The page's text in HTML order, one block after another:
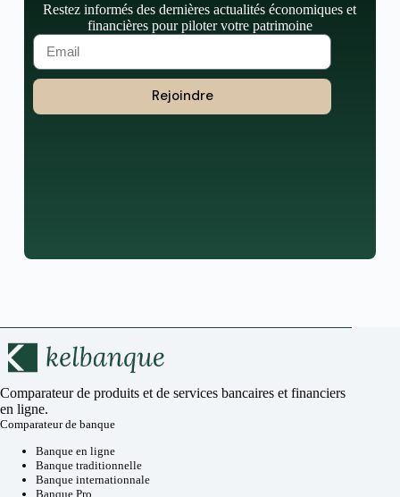
Restez informés des dernières actualités économiques et
financières pour piloter votre patrimoine
Rejoindre
Comparateur de produits et de services bancaires et financiers
en ligne.
Comparateur de banque
Banque en ligne
Banque traditionnelle
Banque internationnale
Banque Pro